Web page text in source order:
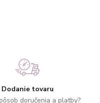
Dodanie tovaru
doručenia a platby?